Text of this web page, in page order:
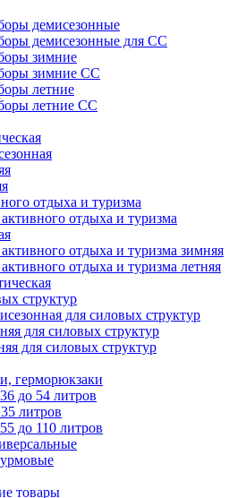
демисезонные
демисезонные для СС
зимние
зимние СС
летние
летние СС
отдыха и туризма
отдыха и туризма
отдыха и туризма зимняя
отдыха и туризма летняя
структур
для силовых структур
для силовых структур
для силовых структур
герморюкзаки
до 54 литров
литров
до 110 литров
товары